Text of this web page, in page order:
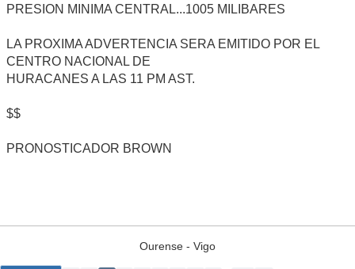
PRESION MINIMA CENTRAL...1005 MILIBARES
LA PROXIMA ADVERTENCIA SERA EMITIDO POR EL
CENTRO NACIONAL DE
HURACANES A LAS 11 PM AST.
$$
PRONOSTICADOR BROWN
Ourense - Vigo